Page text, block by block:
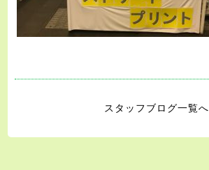
スタッフブログ一覧へ